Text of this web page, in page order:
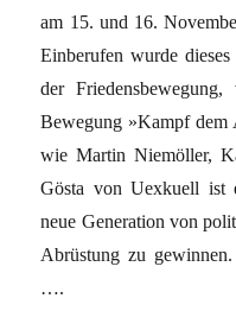
am 15. und 16.
Einberufen wurde
der
Bewegung »Kampf dem
wie Martin Niemöller,
Gösta von Uexkuell ist
neue Generation von
Abrüstung zu
….